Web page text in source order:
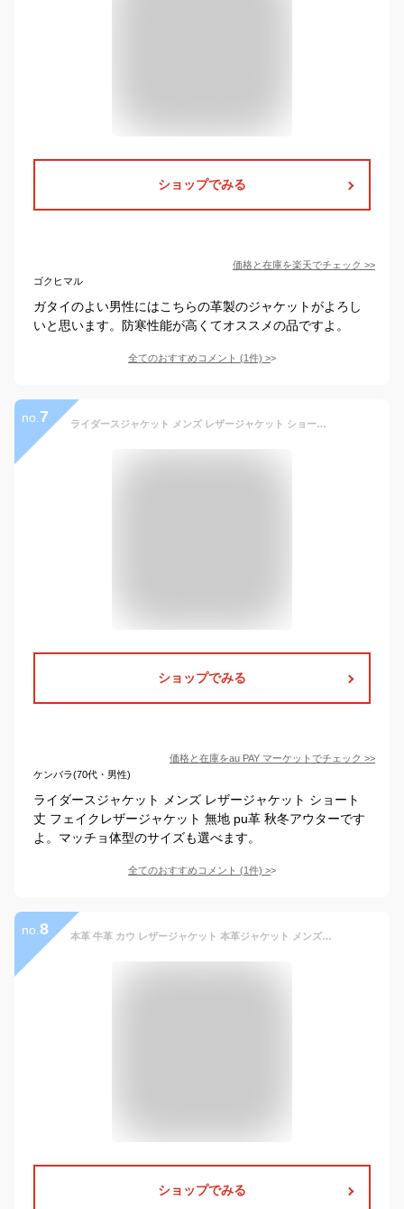
ショップでみる
価格と在庫を楽天でチェック >>
ゴクヒマル
ガタイのよい男性にはこちらの革製のジャケットがよろし
いと思います。防寒性能が高くてオススメの品ですよ。
全てのおすすめコメント (1件) >
no. 7 ライダースジャケット メンズ レザージャケット ショート丈 フェイクレザージャケット 無地 pu革 秋冬アウター ブラック 黒
ショップでみる
価格と在庫をau PAY マーケット でチェック >>
ケンバラ(70代・男性)
ライダースジャケット メンズ レザージャケット ショート
丈 フェイクレザージャケット 無地 pu革 秋冬アウターです
よ。マッチョ体型のサイズも選べます。
全てのおすすめコメント (1件) >
no. 8 本革 牛革 カウ レザージャケット 本革ジャケット メンズ 革ジャン シングルライダースジャケット ダブルライダースジャケット トラッカージャケット US UK mlrj0011 mlrj0022 mlrj0033 mlrj0044 ギフト mo-laws モローズ
ショップでみる